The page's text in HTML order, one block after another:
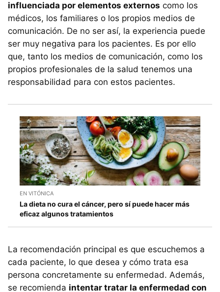
influenciada por elementos externos como los
médicos, los familiares o los propios medios de
comunicación. De no ser así, la experiencia puede
ser muy negativa para los pacientes. Es por ello
que, tanto los medios de comunicación, como los
propios profesionales de la salud tenemos una
responsabilidad para con estos pacientes.
EN VITÓNICA
La dieta no cura el cáncer, pero sí puede hacer más
eficaz algunos tratamientos
La recomendación principal es que escuchemos a
cada paciente, lo que desea y cómo trata esa
persona concretamente su enfermedad. Además,
se recomienda intentar tratar la enfermedad con